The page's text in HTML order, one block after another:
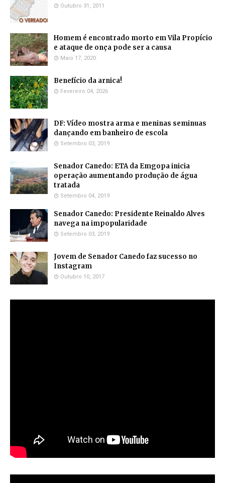
Outubro 31, 2011
Homem é encontrado morto em Vila Propício
e ataque de onça pode ser a causa
Maio 17, 2020
Benefício da arnica!
Fevereiro 04, 2026
DF: Vídeo mostra arma e meninas seminuas
dançando em banheiro de escola
Setembro 03, 2019
Senador Canedo: ETA da Emgopa inicia
operação aumentando produção de água
tratada
Setembro 04, 2019
Senador Canedo: Presidente Reinaldo Alves
navega na impopularidade
Setembro 03, 2019
Jovem de Senador Canedo faz sucesso no
Instagram
Outubro 10, 2017